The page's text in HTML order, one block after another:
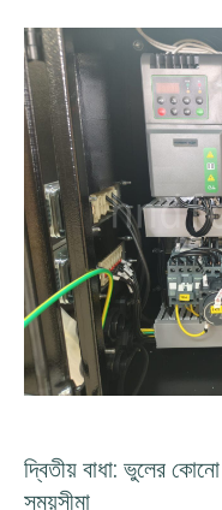
দ্বিতীয় বাধা: ভুলের
সময়সীমা